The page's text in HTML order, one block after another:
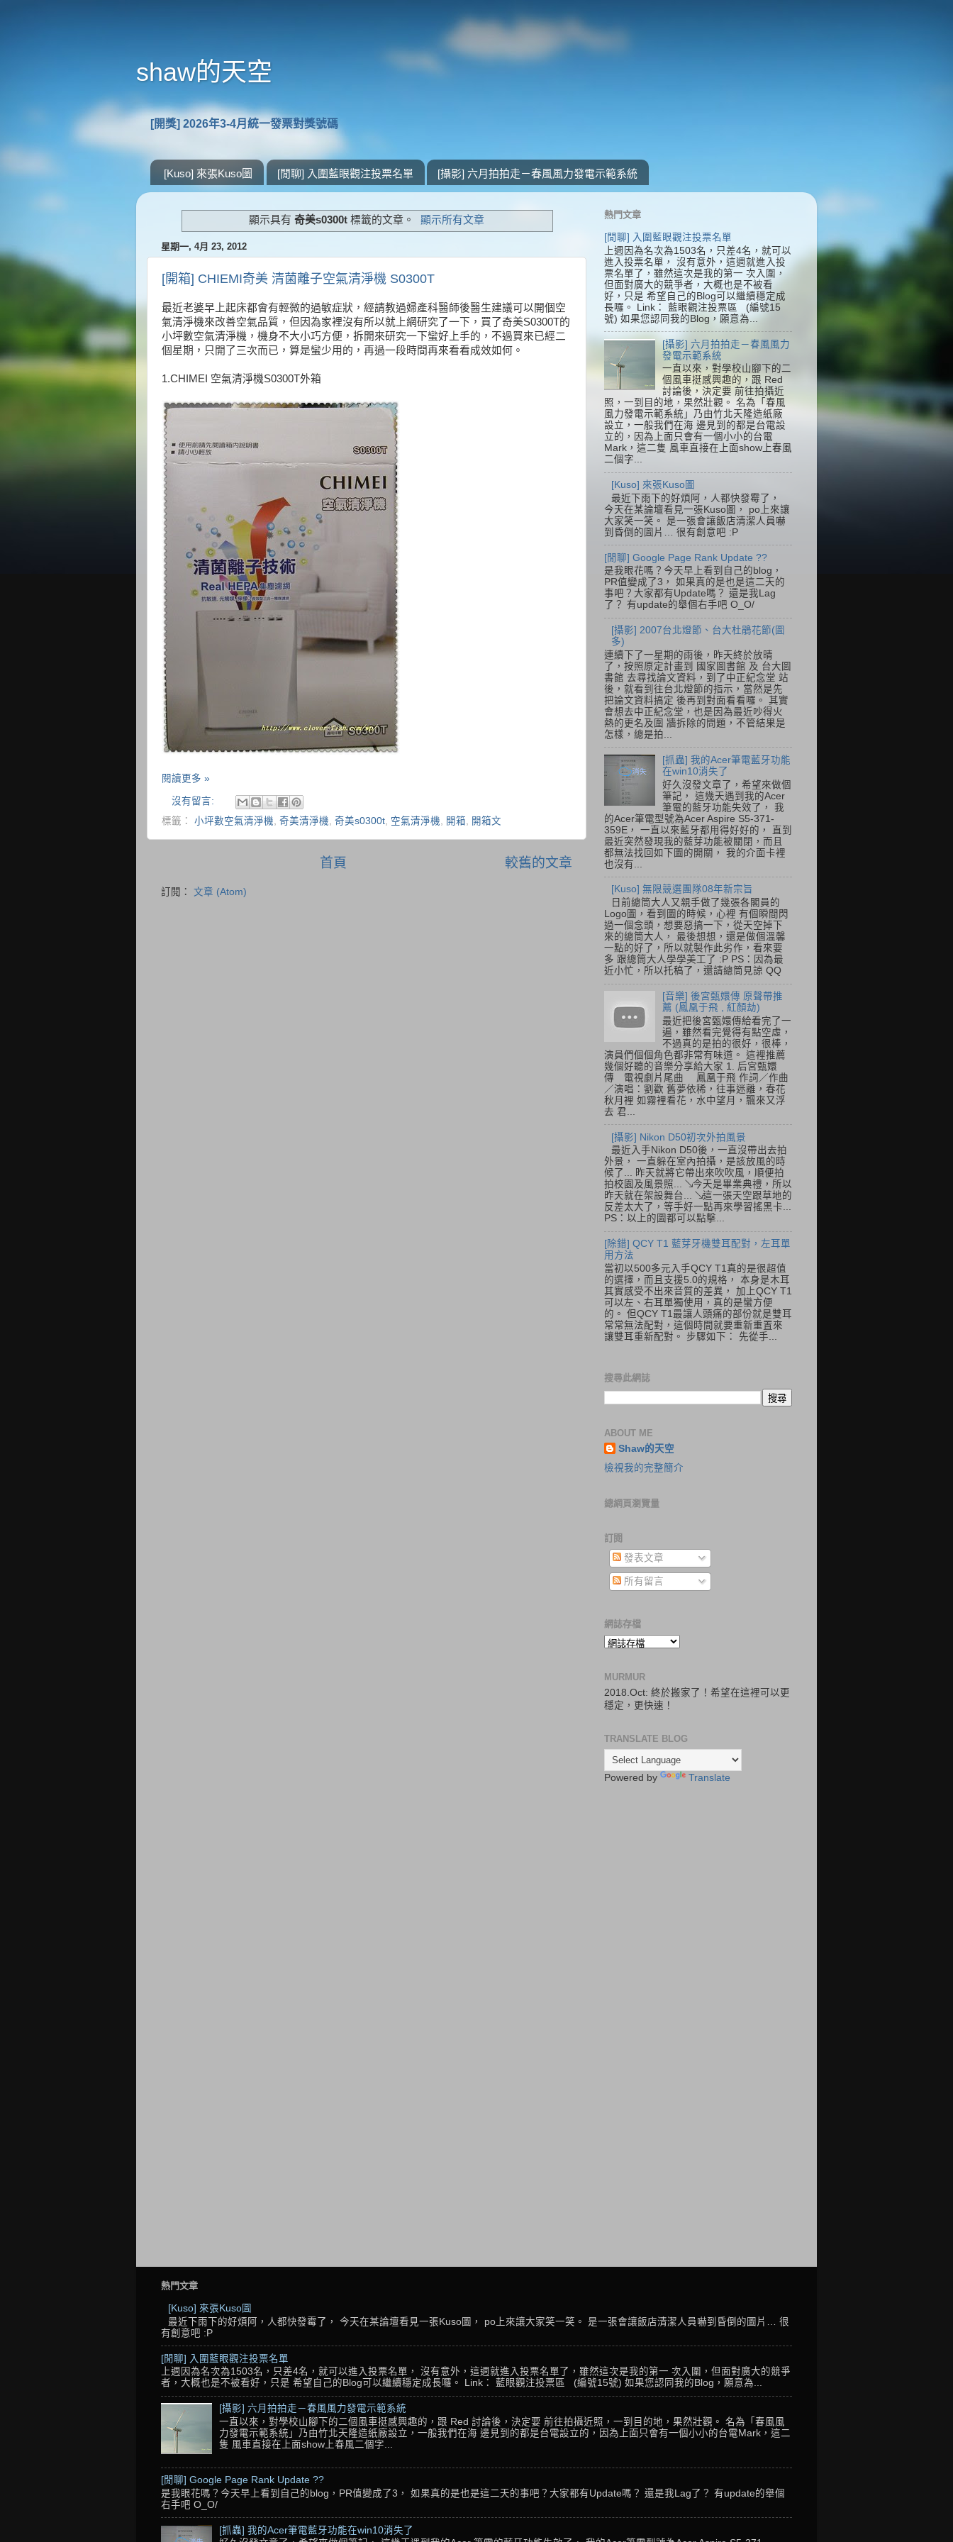
shaw的天空
[開獎] 2026年3-4月統一發票對獎號碼
[Kuso] 來張Kuso圖 [閒聊] 入圍藍眼觀注投票名單 [攝影] 六月拍拍走－春風風力發電示範系統
顯示具有 奇美s0300t標籤的文章。 顯示所有文章
星期一, 4月 23, 2012
[開箱] CHIEMI奇美 清菌離子空氣清淨機 S0300T
最近老婆早上起床都會有輕微的過敏症狀，經請教過婦產科醫師後醫生建議可以開個空
氣清淨機來改善空氣品質，但因為家裡沒有所以就上網研究了一下，買了奇美S0300T的
小坪數空氣清淨機，機身不大小巧方便，拆開來研究一下蠻好上手的，不過買來已經二
個星期，只開了三次而已，算是蠻少用的，再過一段時間再來看看成效如何。
1.CHIMEI 空氣清淨機S0300T外箱
閱讀更多 »
沒有留言:
標籤： 小坪數空氣清淨機 奇美清淨機 奇美s0300t 空氣清淨機 開箱 開箱文
較舊的文章
首頁
訂閱： 文章 (Atom)
熱門文章
[閒聊] 入圍藍眼觀注投票名單
上週因為名次為1503名，只差4名，就可以
進入投票名單， 沒有意外，這週就進入投
票名單了，雖然這次是我的第一 次入圍，
但面對廣大的競爭者，大概也是不被看
好，只是 希望自己的Blog可以繼續穩定成
長囉。 Link： 藍眼觀注投票區 (編號15
號) 如果您認同我的Blog，願意為...
[攝影] 六月拍拍走－春風風力
發電示範系統
一直以來，對學校山腳下的二
個風車挺感興趣的，跟 Red
討論後，決定要 前往拍攝近
照，一到目的地，果然壯觀。 名為「春風
風力發電示範系統」乃由竹北天隆造紙廠
設立，一般我們在海 邊見到的都是台電設
立的，因為上面只會有一個小小的台電
Mark，這二隻 風車直接在上面show上春風
二個字...
[Kuso] 來張Kuso圖
最近下雨下的好煩阿，人都快發霉了，
今天在某論壇看見一張Kuso圖， po上來讓
大家笑一笑。 是一張會讓飯店清潔人員嚇
到昏倒的圖片… 很有創意吧 :P
[閒聊] Google Page Rank Update ??
是我眼花嗎？今天早上看到自己的blog，
PR值變成了3， 如果真的是也是這二天的
事吧？大家都有Update嗎？ 還是我Lag
了？ 有update的舉個右手吧 O_O/
[攝影] 2007台北燈節、台大杜鵑花節(圖
多)
連續下了一星期的雨後，昨天終於放晴
了，按照原定計畫到 國家圖書館 及 台大圖
書館 去尋找論文資料，到了中正紀念堂 站
後，就看到往台北燈節的指示，當然是先
把論文資料搞定 後再到對面看看囉。 其實
會想去中正紀念堂，也是因為最近吵得火
熱的更名及圍 牆拆除的問題，不管結果是
怎樣，總是拍...
[抓蟲] 我的Acer筆電藍牙功能
在win10消失了
好久沒發文章了，希望來做個
筆記， 這幾天遇到我的Acer
筆電的藍牙功能失效了， 我
的Acer筆電型號為Acer Aspire S5-371-
359E， 一直以來藍牙都用得好好的， 直到
最近突然發現我的藍芽功能被關閉，而且
都無法找回如下圖的開關， 我的介面卡裡
也沒有...
[Kuso] 無限競選團隊08年新宗旨
日前總筒大人又親手做了幾張各閣員的
Logo圖，看到圖的時候，心裡 有個瞬間閃
過一個念頭，想要惡搞一下，從天空掉下
來的總筒大人， 最後想想，還是做個溫馨
一點的好了，所以就製作此劣作，看來要
多 跟總筒大人學學美工了 :P PS：因為最
近小忙，所以托稿了，還請總筒見諒 QQ
[音樂] 後宮甄嬛傳 原聲帶推
薦 (鳳凰于飛 , 紅顏劫)
最近把後宮甄嬛傳給看完了一
遍，雖然看完覺得有點空虛，
不過真的是拍的很好，很棒，
演員們個個角色都非常有味道。 這裡推薦
幾個好聽的音樂分享給大家 1. 后宮甄嬛
傳 電視劇片尾曲 鳳凰于飛 作詞／作曲
／演唱：劉歡 舊夢依稀，往事迷離，春花
秋月裡 如霧裡看花，水中望月，飄來又浮
去 君...
[攝影] Nikon D50初次外拍風景
最近入手Nikon D50後，一直沒帶出去拍
外景， 一直躲在室內拍攝，是該放風的時
候了... 昨天就將它帶出來吹吹風，順便拍
拍校園及風景照... ↘今天是畢業典禮，所以
昨天就在架設舞台... ↘這一張天空跟草地的
反差太大了，等手好一點再來學習搖黑卡...
PS：以上的圖都可以點擊...
[除錯] QCY T1 藍芽牙機雙耳配對，左耳單
用方法
當初以500多元入手QCY T1真的是很超值
的選擇，而且支援5.0的規格， 本身是木耳
其實感受不出來音質的差異， 加上QCY T1
可以左、右耳單獨使用，真的是蠻方便
的。 但QCY T1最讓人頭痛的部份就是雙耳
常常無法配對，這個時間就要重新重置來
讓雙耳重新配對。 步驟如下： 先從手...
搜尋此網誌
ABOUT ME
Shaw的天空
檢視我的完整簡介
總網頁瀏覽量
訂閱
發表文章
所有留言
網誌存檔
MURMUR
2018.Oct: 終於搬家了！希望在這裡可以更
穩定，更快速！
TRANSLATE BLOG
Powered by Translate
熱門文章
[Kuso] 來張Kuso圖
最近下雨下的好煩阿，人都快發霉了， 今天在某論壇看見一張Kuso圖， po上來讓大家笑一笑。 是一張會讓飯店清潔人員嚇到昏倒的圖片… 很
有創意吧 :P
[閒聊] 入圍藍眼觀注投票名單
上週因為名次為1503名，只差4名，就可以進入投票名單， 沒有意外，這週就進入投票名單了，雖然這次是我的第一 次入圍，但面對廣大的競爭
者，大概也是不被看好，只是 希望自己的Blog可以繼續穩定成長囉。 Link： 藍眼觀注投票區 (編號15號) 如果您認同我的Blog，願意為...
[攝影] 六月拍拍走－春風風力發電示範系統
一直以來，對學校山腳下的二個風車挺感興趣的，跟 Red 討論後，決定要 前往拍攝近照，一到目的地，果然壯觀。 名為「春風風
力發電示範系統」乃由竹北天隆造紙廠設立，一般我們在海 邊見到的都是台電設立的，因為上面只會有一個小小的台電Mark，這二
隻 風車直接在上面show上春風二個字...
[閒聊] Google Page Rank Update ??
是我眼花嗎？今天早上看到自己的blog，PR值變成了3， 如果真的是也是這二天的事吧？大家都有Update嗎？ 還是我Lag了？ 有update的舉個
右手吧 O_O/
[抓蟲] 我的Acer筆電藍牙功能在win10消失了